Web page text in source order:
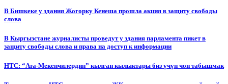
В Бишкеке у здания Жогорку Кенеша прошла акция в защиту свободы
слова
В Кыргызстане журналисты проведут у здания парламента пикет в
защиту свободы слова и права на доступ к информации
НТС: “Ата-Мекенчилердин” кылган кылыктары биз үчүн чон табышмак